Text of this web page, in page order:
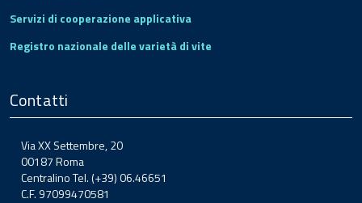
Servizi di cooperazione applicativa
Registro nazionale delle varietà di vite
Contatti
Via XX Settembre, 20
00187 Roma
Centralino Tel. (+39) 06.46651
C.F. 97099470581